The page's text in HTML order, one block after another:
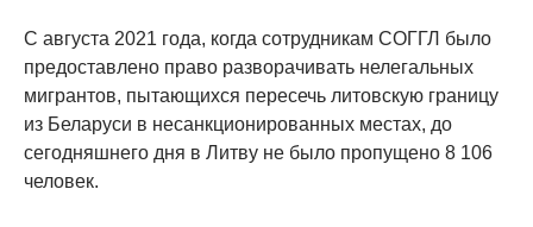
С августа 2021 года, когда сотрудникам СОГГЛ было
предоставлено право разворачивать нелегальных
мигрантов, пытающихся пересечь литовскую границу
из Беларуси в несанкционированных местах, до
сегодняшнего дня в Литву не было пропущено 8 106
человек.